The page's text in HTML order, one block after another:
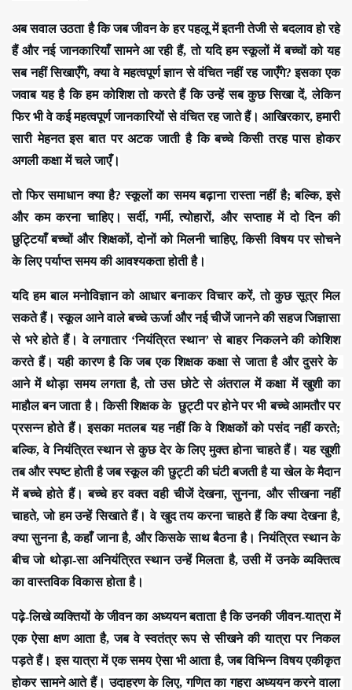
अब सवाल उठता है कि जब जीवन के हर पहलू में इतनी तेजी से बदलाव हो रहे
हैं और नई जानकारियाँ सामने आ रही हैं, तो यदि हम स्कूलों में बच्चों को यह
सब नहीं सिखाएँगे, क्या वे महत्वपूर्ण ज्ञान से वंचित नहीं रह जाएँगे? इसका एक
जवाब यह है कि हम कोशिश तो करते हैं कि उन्हें सब कुछ सिखा दें, लेकिन
फिर भी वे कई महत्वपूर्ण जानकारियों से वंचित रह जाते हैं। आखिरकार, हमारी
सारी मेहनत इस बात पर अटक जाती है कि बच्चे किसी तरह पास होकर
अगली कक्षा में चले जाएँ।
तो फिर समाधान क्या है? स्कूलों का समय बढ़ाना रास्ता नहीं है; बल्कि, इसे
और कम करना चाहिए। सर्दी, गर्मी, त्योहारों, और सप्ताह में दो दिन की
छुट्टियाँ बच्चों और शिक्षकों, दोनों को मिलनी चाहिए, किसी विषय पर सोचने
के लिए पर्याप्त समय की आवश्यकता होती है।
यदि हम बाल मनोविज्ञान को आधार बनाकर विचार करें, तो कुछ सूत्र मिल
सकते हैं। स्कूल आने वाले बच्चे ऊर्जा और नई चीजें जानने की सहज जिज्ञासा
से भरे होते हैं। वे लगातार ‘नियंत्रित स्थान’ से बाहर निकलने की कोशिश
करते हैं। यही कारण है कि जब एक शिक्षक कक्षा से जाता है और दुसरे के
आने में थोड़ा समय लगता है, तो उस छोटे से अंतराल में कक्षा में खुशी का
माहौल बन जाता है। किसी शिक्षक के  छुट्टी पर होने पर भी बच्चे आमतौर पर
प्रसन्न होते हैं। इसका मतलब यह नहीं कि वे शिक्षकों को पसंद नहीं करते;
बल्कि, वे नियंत्रित स्थान से कुछ देर के लिए मुक्त होना चाहते हैं। यह खुशी
तब और स्पष्ट होती है जब स्कूल की छुट्टी की घंटी बजती है या खेल के मैदान
में बच्चे होते हैं। बच्चे हर वक्त वही चीजें देखना, सुनना, और सीखना नहीं
चाहते, जो हम उन्हें सिखाते हैं। वे खुद तय करना चाहते हैं कि क्या देखना है,
क्या सुनना है, कहाँ जाना है, और किसके साथ बैठना है। नियंत्रित स्थान के
बीच जो थोड़ा-सा अनियंत्रित स्थान उन्हें मिलता है, उसी में उनके व्यक्तित्व
का वास्तविक विकास होता है।
पढ़े-लिखे व्यक्तियों के जीवन का अध्ययन बताता है कि उनकी जीवन-यात्रा में
एक ऐसा क्षण आता है, जब वे स्वतंत्र रूप से सीखने की यात्रा पर निकल
पड़ते हैं। इस यात्रा में एक समय ऐसा भी आता है, जब विभिन्न विषय एकीकृत
होकर सामने आते हैं। उदाहरण के लिए, गणित का गहरा अध्ययन करने वाला